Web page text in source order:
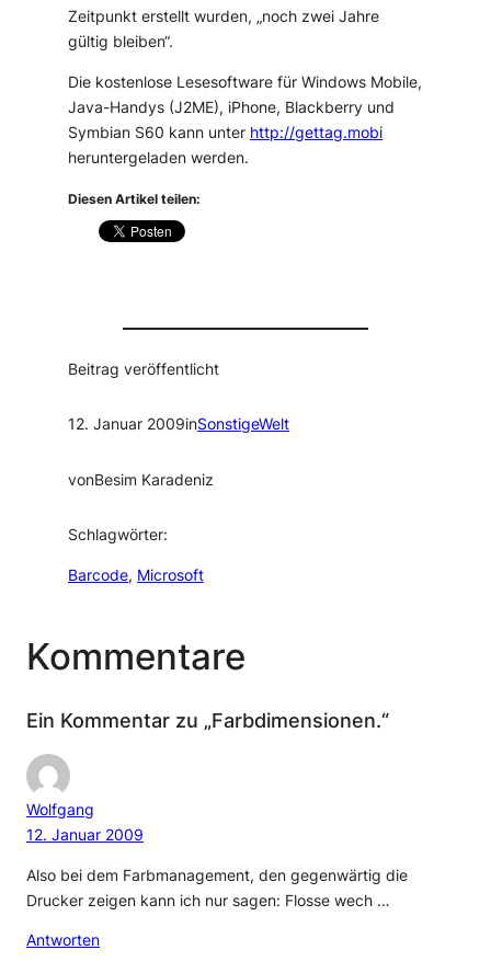
Zeitpunkt erstellt wurden, „noch zwei Jahre
gültig bleiben“.
Die kostenlose Lesesoftware für Windows Mobile,
Java-Handys (J2ME), iPhone, Blackberry und
Symbian S60 kann unter http://gettag.mobi
heruntergeladen werden.
Diesen Artikel teilen:
Beitrag veröffentlicht
12. Januar 2009inSonstigeWelt
vonBesim Karadeniz
Schlagwörter:
Barcode, Microsoft
Kommentare
Ein Kommentar zu „Farbdimensionen.“
Wolfgang
12. Januar 2009
Also bei dem Farbmanagement, den gegenwärtig die
Drucker zeigen kann ich nur sagen: Flosse wech …
Antworten